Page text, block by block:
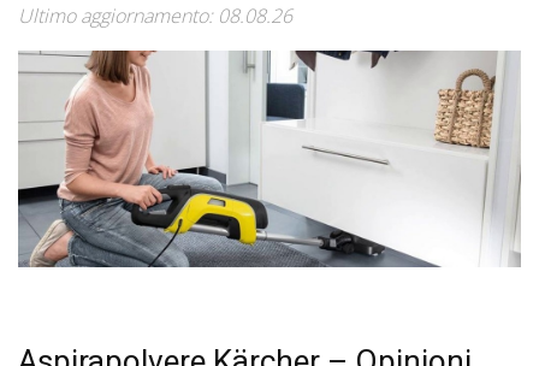
Ultimo aggiornamento: 08.08.26